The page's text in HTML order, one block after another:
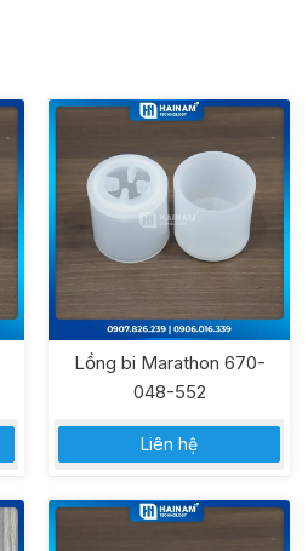
Lồng bi Marathon 670-
048-552
Liên hệ